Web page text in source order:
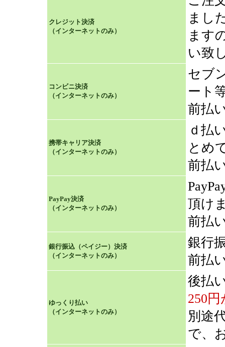
クレジット決済
（インターネットのみ）
まし
ます
い致
コンビニ決済
（インターネットのみ）
セブ
ート
前払
携帯キャリア決済
（インターネットのみ）
ｄ払
とめ
前払
PayPay決済
（インターネットのみ）
頂け
前払
銀行振込（ペイジー）決済
（インターネットのみ）
銀行
前払
ゆっくり払い
（インターネットのみ）
後払
250
別途
で、